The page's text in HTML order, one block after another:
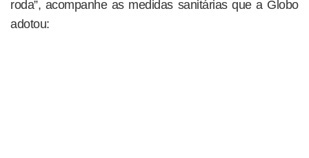
roda”, acompanhe as medidas sanitárias que a Globo
adotou: